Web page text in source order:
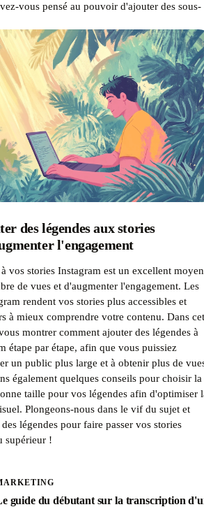
vous pensé au pouvoir d'ajouter des sous-
des légendes aux stories
l'engagement
vos stories Instagram est un excellent moyen
de vues et d'augmenter l'engagement. Les
rendent vos stories plus accessibles et
à mieux comprendre votre contenu. Dans cet
montrer comment ajouter des légendes à
étape par étape, afin que vous puissiez
un public plus large et à obtenir plus de
également quelques conseils pour choisir la
taille pour vos légendes afin d'optimiser
Plongeons-nous dans le vif du sujet et
légendes pour faire passer vos stories
supérieur !
guide du débutant sur la transcription